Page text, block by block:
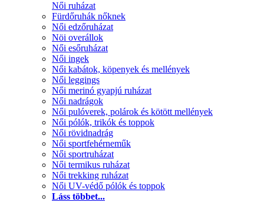
Női ruházat
Fürdőruhák nőknek
Női edzőruházat
Nöi overállok
Női esőruházat
Női ingek
Női kabátok, köpenyek és mellények
Női leggings
Női merinó gyapjú ruházat
Női nadrágok
Női pulóverek, polárok és kötött mellények
Női pólók, trikók és toppok
Női rövidnadrág
Női sportfehérneműk
Női sportruházat
Női termikus ruházat
Női trekking ruházat
Női UV-védő pólók és toppok
Láss többet...